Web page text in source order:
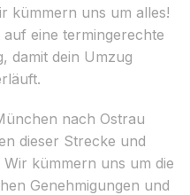
kümmern uns um alles!
eine termingerechte
damit dein Umzug
nach Ostrau
dieser Strecke und
kümmern uns um die
Genehmigungen und